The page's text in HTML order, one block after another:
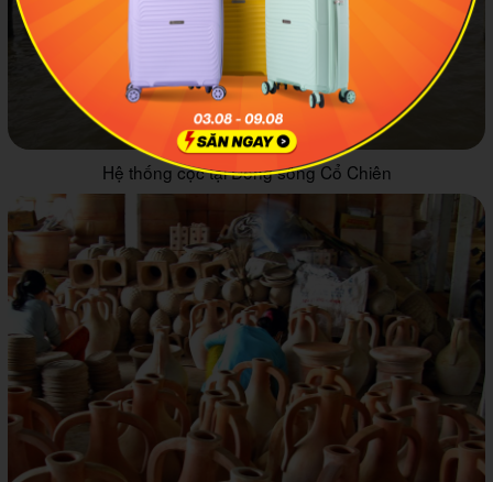
Hệ thống cọc tại Dòng sông Cổ Chiên